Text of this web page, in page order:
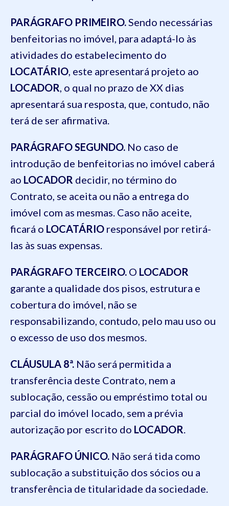
PARÁGRAFO PRIMEIRO.Sendo necessárias
benfeitorias no imóvel, para adaptá-lo às
atividades do estabelecimento do
LOCATÁRIO , este apresentará projeto ao
LOCADOR , o qual no prazo de XX dias
apresentará sua resposta, que, contudo, não
terá de ser afirmativa.
PARÁGRAFO SEGUNDO. No caso de
introdução de benfeitorias no imóvel caberá
ao LOCADOR decidir, no término do
Contrato, se aceita ou não a entrega do
imóvel com as mesmas. Caso não aceite,
ficará o LOCATÁRIO responsável por retirá-
las às suas expensas.
PARÁGRAFO TERCEIRO. O LOCADOR
garante a qualidade dos pisos, estrutura e
cobertura do imóvel, não se
responsabilizando, contudo, pelo mau uso ou
o excesso de uso dos mesmos.
CLÁUSULA 8ª. Não será permitida a
transferência deste Contrato, nem a
sublocação, cessão ou empréstimo total ou
parcial do imóvel locado, sem a prévia
autorização por escrito do LOCADOR
PARÁGRAFO ÚNICO. Não será tida como
sublocação a substituição dos sócios ou a
transferência de titularidade da sociedade.